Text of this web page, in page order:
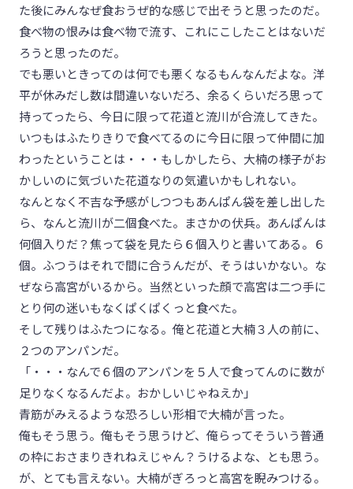
た後にみんなぜ食おうぜ的な感じで出そうと思ったのだ。
食べ物の恨みは食べ物で流す、これにこしたことはないだ
ろうと思ったのだ。
でも悪いときってのは何でも悪くなるもんなんだよな。洋
平が休みだし数は間違いないだろ、余るくらいだろ思って
持ってったら、今日に限って花道と流川が合流してきた。
いつもはふたりきりで食べてるのに今日に限って仲間に加
わったということは・・・もしかしたら、大楠の様子がお
かしいのに気づいた花道なりの気遣いかもしれない。
なんとなく不吉な予感がしつつもあんぱん袋を差し出した
ら、なんと流川が二個食べた。まさかの伏兵。あんぱんは
何個入りだ？焦って袋を見たら６個入りと書いてある。６
個。ふつうはそれで間に合うんだが、そうはいかない。な
ぜなら高宮がいるから。当然といった顔で高宮は二つ手に
とり何の迷いもなくぱくぱくっと食べた。
そして残りはふたつになる。俺と花道と大楠３人の前に、
２つのアンパンだ。
「・・・なんで６個のアンパンを５人で食ってんのに数が
足りなくなるんだよ。おかしいじゃねえか」
青筋がみえるような恐ろしい形相で大楠が言った。
俺もそう思う。俺もそう思うけど、俺らってそういう普通
の枠におさまりきれねえじゃん？うけるよな、とも思う。
が、とても言えない。大楠がぎろっと高宮を睨みつける。